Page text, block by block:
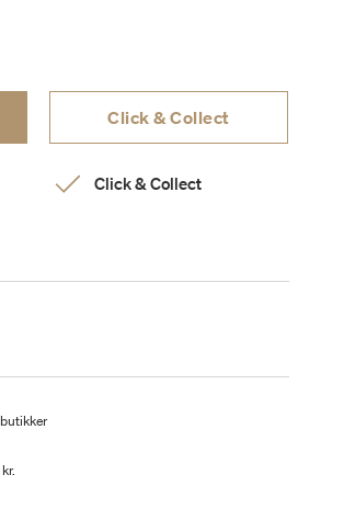
Click & Collect
Click & Collect